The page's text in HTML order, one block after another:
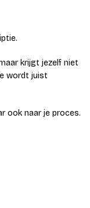
krijgt jezelf niet
wordt juist
ook naar je proces.